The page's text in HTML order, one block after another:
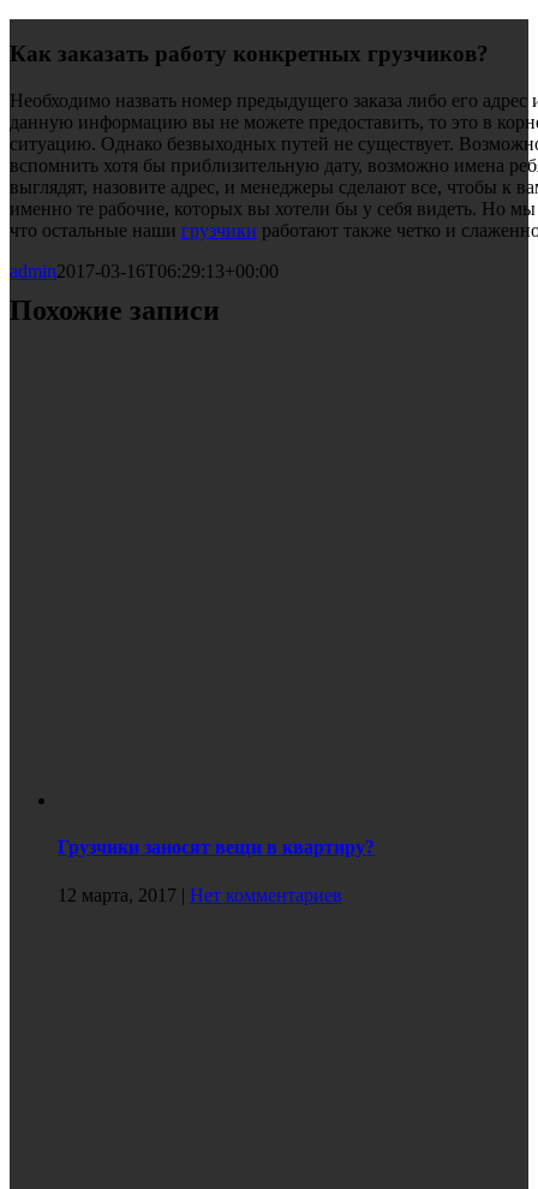
Как заказать работу конкретных грузчиков?
Необходимо назвать номер предыдущего заказа либо его адрес
данную информацию вы не можете предоставить, то это в
ситуацию. Однако безвыходных путей не существует.
вспомнить хотя бы приблизительную дату, возможно имена
выглядят, назовите адрес, и менеджеры сделают все, чтобы к
именно те рабочие, которых вы хотели бы у себя видеть. Но мы
что остальные наши грузчики работают также четко и
admin2017-03-16T06:29:13+00:00
Похожие записи
Грузчики заносят вещи в квартиру?
12 марта, 2017 | Нет комментариев